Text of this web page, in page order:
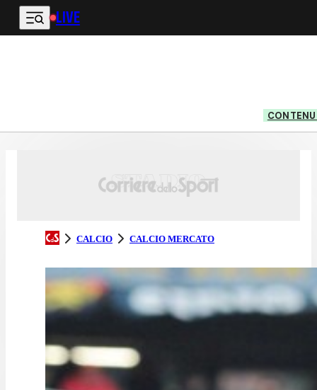
Vai al contenuto principale
LIVE
CALCIO CALCIO MERCATO